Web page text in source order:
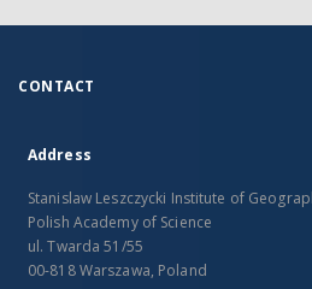
CONTACT
Address
Stanislaw Leszczycki Institute of
Polish Academy of Science
ul. Twarda 51/55
00-818 Warszawa, Poland